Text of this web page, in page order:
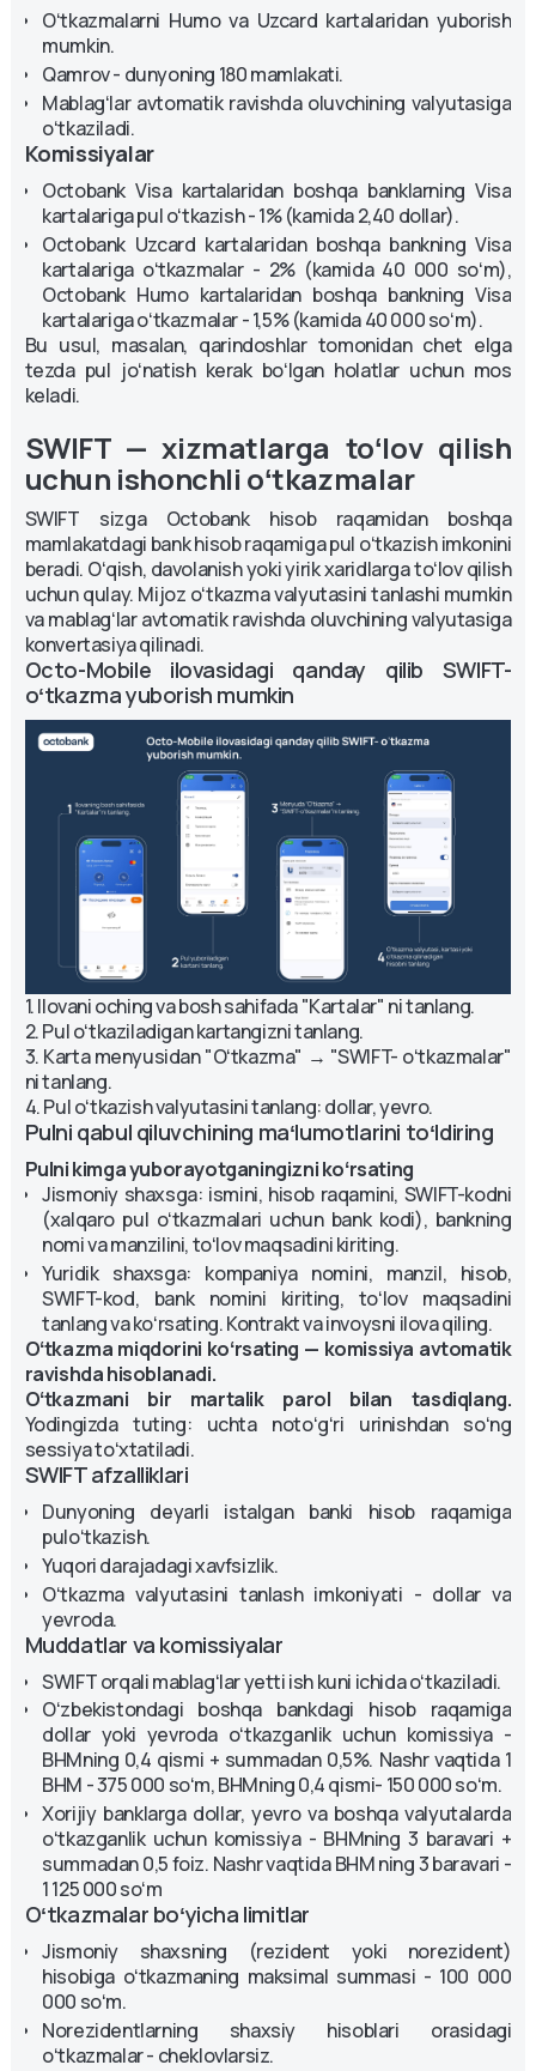
Oʻtkazmalarni Humo va Uzcard kartalaridan yuborish
mumkin.
Qamrov - dunyoning 180 mamlakati.
Mablagʻlar avtomatik ravishda oluvchining valyutasiga
oʻtkaziladi.
Komissiyalar
Octobank Visa kartalaridan boshqa banklarning Visa
kartalariga pul oʻtkazish - 1% (kamida 2,40 dollar).
Octobank Uzcard kartalaridan boshqa bankning Visa
kartalariga oʻtkazmalar - 2% (kamida 40 000 soʻm),
Octobank Humo kartalaridan boshqa bankning Visa
kartalariga oʻtkazmalar - 1,5% (kamida 40 000 soʻm).
Bu usul, masalan, qarindoshlar tomonidan chet elga
tezda pul joʻnatish kerak boʻlgan holatlar uchun mos
keladi.
SWIFT — xizmatlarga toʻlov qilish
uchun ishonchli oʻtkazmalar
SWIFT sizga Octobank hisob raqamidan boshqa
mamlakatdagi bank hisob raqamiga pul oʻtkazish imkonini
beradi. Oʻqish, davolanish yoki yirik xaridlarga toʻlov qilish
uchun qulay. Mijoz oʻtkazma valyutasini tanlashi mumkin
va mablagʻlar avtomatik ravishda oluvchining valyutasiga
konvertasiya qilinadi.
Octo-Mobile ilovasidagi qanday qilib SWIFT-
oʻtkazma yuborish mumkin
1. Ilovani oching va bosh sahifada "Kartalar" ni tanlang.
2. Pul oʻtkaziladigan kartangizni tanlang.
3. Karta menyusidan "Oʻtkazma" → "SWIFT- oʻtkazmalar"
ni tanlang.
4. Pul oʻtkazish valyutasini tanlang: dollar, yevro.
Pulni qabul qiluvchining maʻlumotlarini toʻldiring
Pulni kimga yuborayotganingizni koʻrsating
Jismoniy shaxsga: ismini, hisob raqamini, SWIFT-kodni
(xalqaro pul oʻtkazmalari uchun bank kodi), bankning
nomi va manzilini, toʻlov maqsadini kiriting.
Yuridik shaxsga: kompaniya nomini, manzil, hisob,
SWIFT-kod, bank nomini kiriting, toʻlov maqsadini
tanlang va koʻrsating. Kontrakt va invoysni ilova qiling.
Oʻtkazma miqdorini koʻrsating — komissiya avtomatik
ravishda hisoblanadi.
Oʻtkazmani bir martalik parol bilan tasdiqlang.
Yodingizda tuting: uchta notoʻgʻri urinishdan soʻng
sessiya toʻxtatiladi.
SWIFT afzalliklari
Dunyoning deyarli istalgan banki hisob raqamiga
puloʻtkazish.
Yuqori darajadagi xavfsizlik.
Oʻtkazma valyutasini tanlash imkoniyati - dollar va
yevroda.
Muddatlar va komissiyalar
SWIFT orqali mablagʻlar yetti ish kuni ichida oʻtkaziladi.
Oʻzbekistondagi boshqa bankdagi hisob raqamiga
dollar yoki yevroda oʻtkazganlik uchun komissiya -
BHMning 0,4 qismi + summadan 0,5%. Nashr vaqtida 1
BHM - 375 000 soʻm, BHMning 0,4 qismi- 150 000 soʻm.
Xorijiy banklarga dollar, yevro va boshqa valyutalarda
oʻtkazganlik uchun komissiya - BHMning 3 baravari +
summadan 0,5 foiz. Nashr vaqtida BHM ning 3 baravari -
1 125 000 soʻm
Oʻtkazmalar boʻyicha limitlar
Jismoniy shaxsning (rezident yoki norezident)
hisobiga oʻtkazmaning maksimal summasi - 100 000
000 soʻm.
Norezidentlarning shaxsiy hisoblari orasidagi
oʻtkazmalar - cheklovlarsiz.